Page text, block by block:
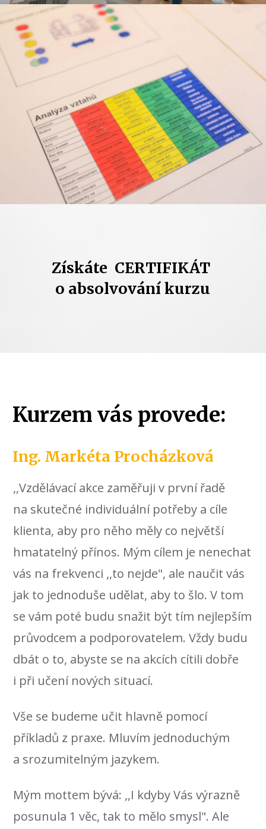
Získáte CERTIFIKÁT
o absolvování kurzu
Kurzem vás provede:
Ing. Markéta Procházková
,,Vzdělávací akce zaměřuji v první řadě
na skutečné individuální potřeby a cíle
klienta, aby pro něho měly co největší
hmatatelný přínos. Mým cílem je nenechat
vás na frekvenci ,,to nejde", ale naučit vás
jak to jednoduše udělat, aby to šlo. V tom
se vám poté budu snažit být tím nejlepším
průvodcem a podporovatelem. Vždy budu
dbát o to, abyste se na akcích cítili dobře
i při učení nových situací.
Vše se budeme učit hlavně pomocí
příkladů z praxe. Mluvím jednoduchým
a srozumitelným jazykem.
Mým mottem bývá: ,,I kdyby Vás výrazně
posunula 1 věc, tak to mělo smysl". Ale